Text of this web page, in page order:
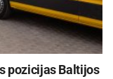
pozicijas Baltijos